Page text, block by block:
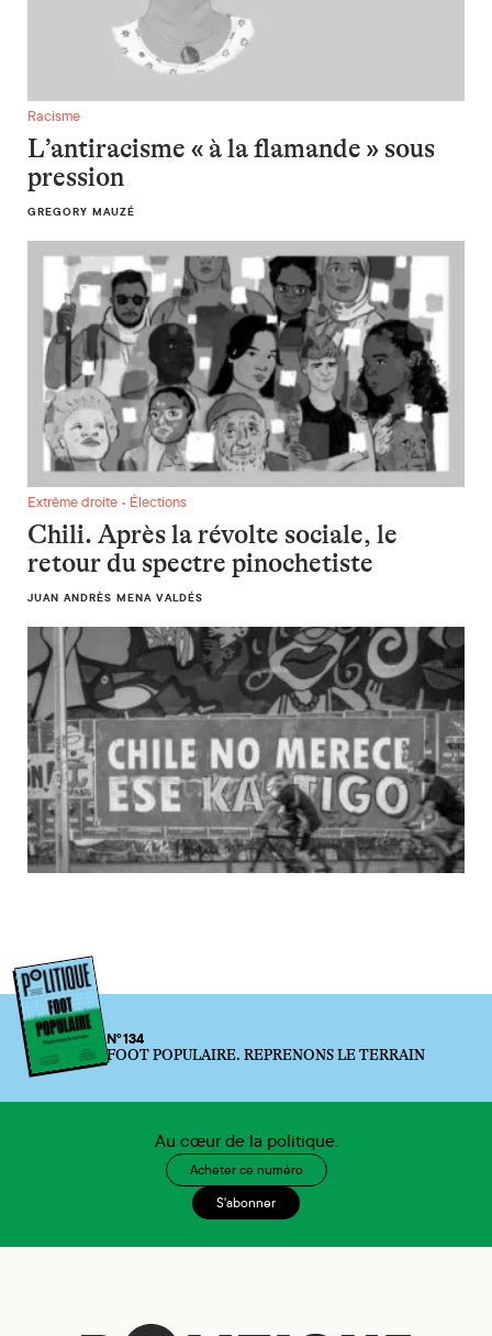
L’antiracisme « à la flamande » sous pression
Racisme
L’antiracisme « à la flamande » sous
pression
GREGORY MAUZÉ
Chili. Après la révolte sociale, le retour du spectre
Extrême droite • Élections
Chili. Après la révolte sociale, le
retour du spectre pinochetiste
JUAN ANDRÈS MENA VALDÉS
N°134
FOOT POPULAIRE. REPRENONS LE TERRAIN
Au cœur de la politique.
Acheter ce numéro
S'abonner